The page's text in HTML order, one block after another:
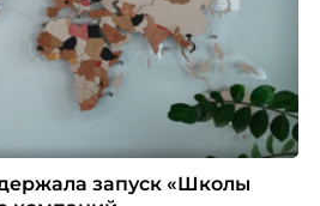
запуск «Школы